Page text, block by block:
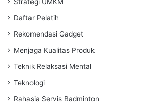
Strategi UMKM
Daftar Pelatih
Rekomendasi Gadget
Menjaga Kualitas Produk
Teknik Relaksasi Mental
Teknologi
Rahasia Servis Badminton